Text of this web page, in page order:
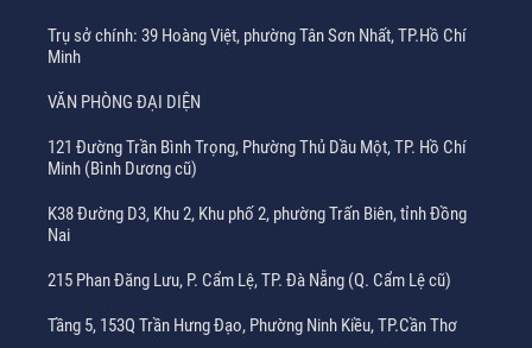
Trụ sở chính: 39 Hoàng Việt, phường Tân Sơn Nhất, TP.Hồ Chí
Minh
VĂN PHÒNG ĐẠI DIỆN
121 Đường Trần Bình Trọng, Phường Thủ Dầu Một, TP. Hồ Chí
Minh (Bình Dương cũ)
K38 Đường D3, Khu 2, Khu phố 2, phường Trấn Biên, tỉnh Đồng
Nai
215 Phan Đăng Lưu, P. Cẩm Lệ, TP. Đà Nẵng (Q. Cẩm Lệ cũ)
Tầng 5, 153Q Trần Hưng Đạo, Phường Ninh Kiều, TP.Cần Thơ